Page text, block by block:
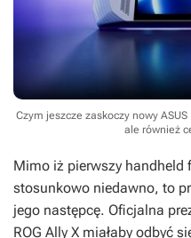
Czym jeszcze zaskoczy nowy
ale również
Mimo iż pierwszy handheld
stosunkowo niedawno, to
jego następcę. Oficjalna
ROG Ally X miałaby odbyć